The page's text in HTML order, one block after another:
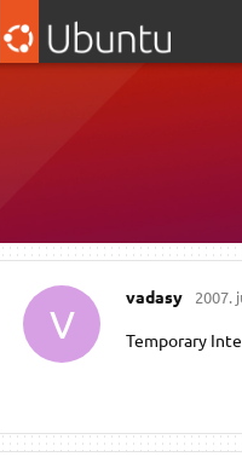
V
vadasy 2007.
Temporary